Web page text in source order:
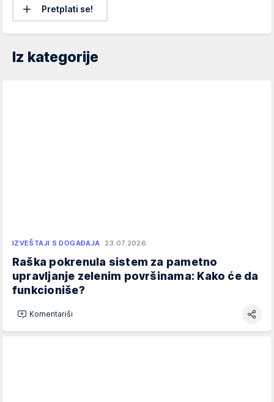
Pretplati se!
Iz kategorije
IZVEŠTAJI S DOGAĐAJA 23.07.2026.
Raška pokrenula sistem za pametno
upravljanje zelenim površinama: Kako će da
funkcioniše?
Komentariši